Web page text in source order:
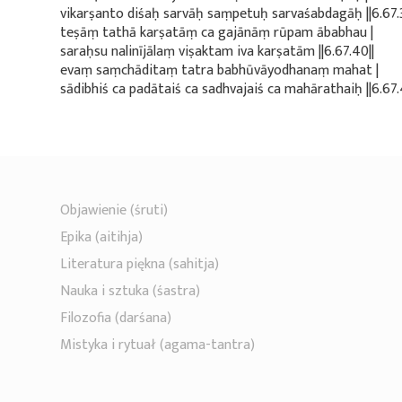
vikarṣanto diśaḥ sarvāḥ saṃpetuḥ sarvaśabdagāḥ
teṣāṃ tathā karṣatāṃ ca gajānāṃ rūpam ābabhau |
saraḥsu nalinījālaṃ viṣaktam iva karṣatām ||6.67.40||
evaṃ saṃchāditaṃ tatra babhūvāyodhanaṃ mahat |
sādibhiś ca padātaiś ca sadhvajaiś ca mahārathaiḥ
Objawienie (śruti)
Epika (aitihja)
Literatura piękna (sahitja)
Nauka i sztuka (śastra)
Filozofia (darśana)
Mistyka i rytuał (agama-tantra)